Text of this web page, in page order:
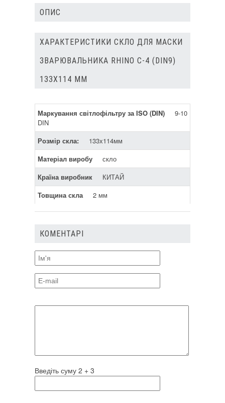
ОПИС
ХАРАКТЕРИСТИКИ СКЛО ДЛЯ МАСКИ
ЗВАРЮВАЛЬНИКА RHINO С-4 (DIN9)
133Х114 ММ
Маркування світлофільтру за ISO (DIN)
9-10
DIN
Розмір скла:
133х114мм
Матеріал виробу
скло
Країна виробник
КИТАЙ
Товщина скла
2 мм
КОМЕНТАРІ
Введіть суму 2 + 3